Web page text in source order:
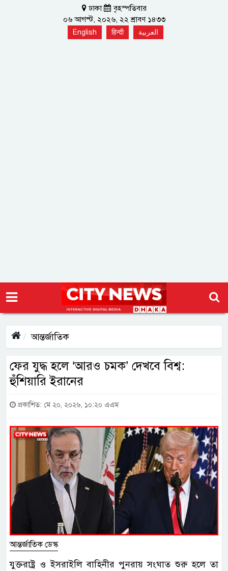
ঢাকা
বৃহস্পতিবার
০৬ আগস্ট, ২০২৬, ২২ শ্রাবণ ১৪৩৩
English हिन्दी العربية
আন্তর্জাতিক
ফের যুদ্ধ হলে ‘আরও চমক’ দেখবে বিশ্ব:
হুঁশিয়ারি ইরানের
প্রকাশিত: মে ২০, ২০২৬, ১০:২০ এএম
আন্তর্জাতিক ডেস্ক
যুক্তরাষ্ট্র ও ইসরাইলি বাহিনীর পুনরায় সংঘাত শুরু হলে তা